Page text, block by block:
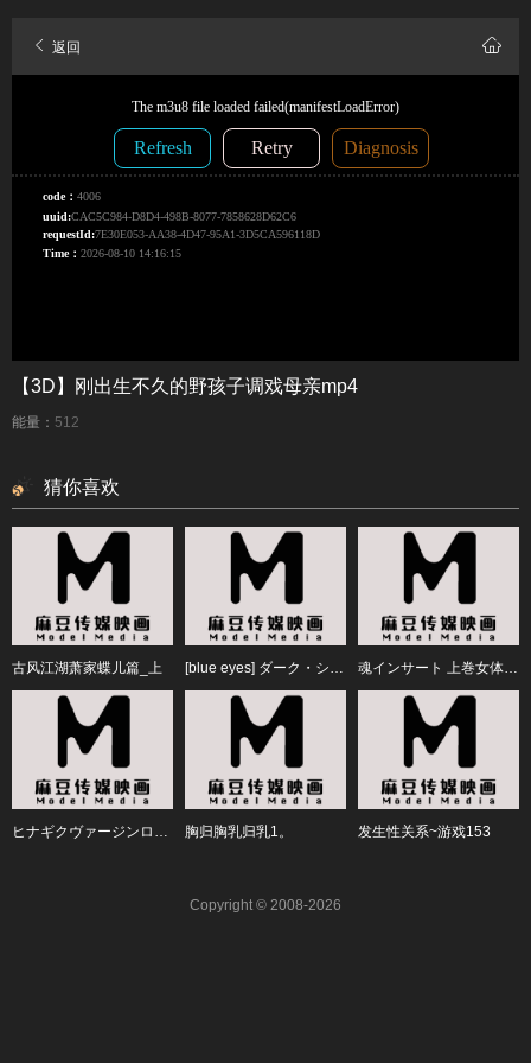
返回
【3D】刚出生不久的野孩子调戏母亲mp4
能量： 512
猜你喜欢
古风江湖萧家蝶儿篇_上 魂インサート 上巻女体へのファーストコンタクト！
胸归胸乳归乳1。 发生性关系~游戏153
Copyright © 2008-2026